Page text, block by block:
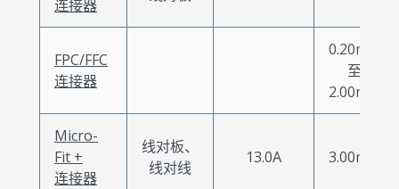
连接器
FPC/FFC
连接器
0.20mm
至
2.00mm
Micro-
Fit +
连接器
线对板、
线对线
13.0A 3.00mm